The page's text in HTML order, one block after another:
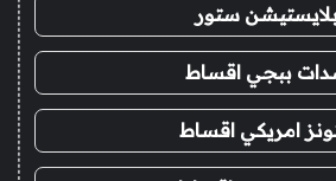
ستور
ببجي اقساط
امريكي اقساط